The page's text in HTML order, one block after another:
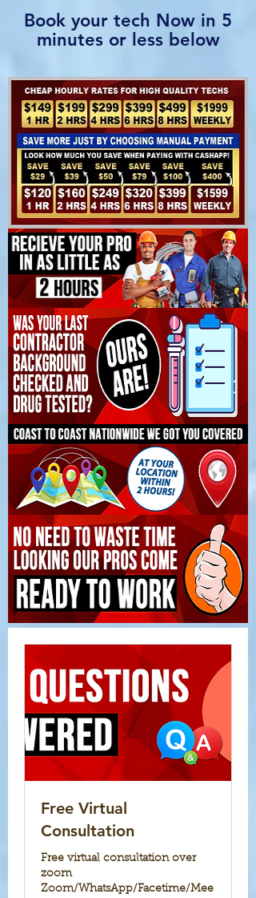
Book your tech Now in 5
minutes or less below
Free Virtual
Consultation
Free virtual consultation over
zoom
Zoom/WhatsApp/Facetime/Mee